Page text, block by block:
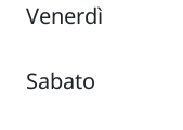
Venerdì
Sabato